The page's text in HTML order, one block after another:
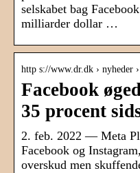
selskabet bag
milliarder dollar …
http s://www.dr.dk › nyheder
Facebook
35 procent
2. feb. 2022 — Meta
Facebook og
overskud men